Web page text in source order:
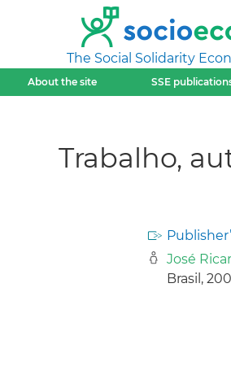
The Social Solidarity
About the site SSE
Trabalho,
José
Brasil,